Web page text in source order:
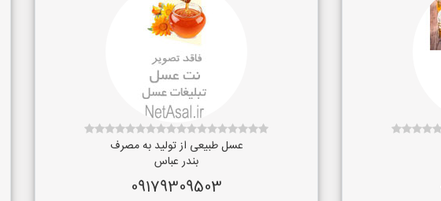
عسل طبیعی از تولید به مصرف
بندر عباس
09179309503